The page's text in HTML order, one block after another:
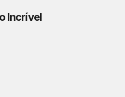
Incrível